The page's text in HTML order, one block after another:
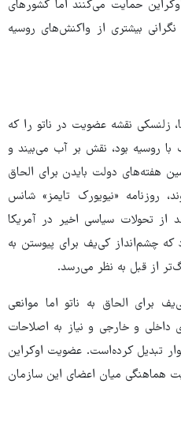
حمایت می‌کنند اما کشورهای
نگرانی بیشتری از واکنش‌های روسیه
زلنسکی نقشه عضویت در ناتو را که
روسیه بود، نقش بر آب می‌بیند و
هفته‌های دولت بایدن برای الحاق
روزنامه «نیویورک تایمز» شانس
از تحولات سیاسی اخیر در آمریکا
چشم‌انداز کی‌یف برای پیوستن به
از قبل به نظر می‌رسد.
برای الحاق به ناتو اما موانعی
داخلی و خارجی و نیاز به اصلاحات
تبدیل کرده‌است. عضویت اوکراین
هماهنگی میان اعضای این سازمان